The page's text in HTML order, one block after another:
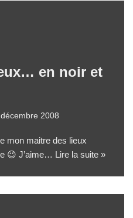
en noir et
2008
mon maitre des lieux
😉 J’aime… Lire la suite »